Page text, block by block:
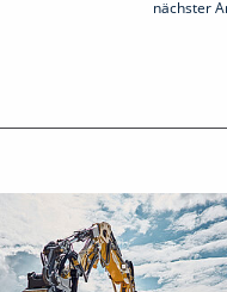
nächster